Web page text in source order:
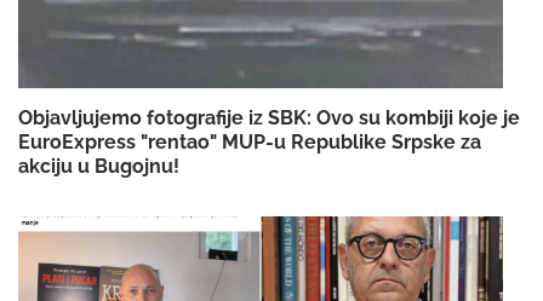
Objavljujemo fotografije iz SBK: Ovo su kombiji koje je
EuroExpress "rentao" MUP-u Republike Srpske za
akciju u Bugojnu!